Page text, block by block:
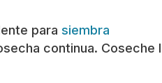
parasiembra
continua. Coseche